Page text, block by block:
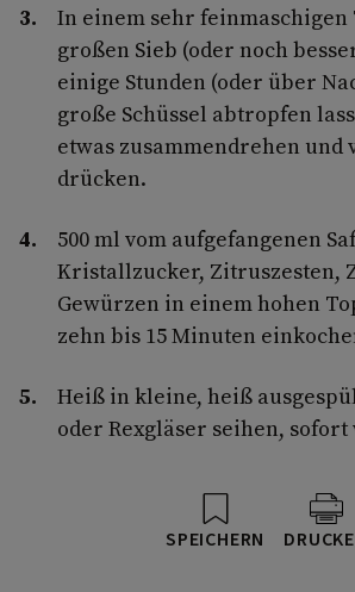
In einem sehr
großen Sieb (oder noch
einige Stunden (oder über
große Schüssel abtropfen
etwas zusammendrehen und
drücken.
500 ml vom aufgefangenen
Kristallzucker, Zitruszesten,
Gewürzen in einem hohen
zehn bis 15 Minuten
Heiß in kleine, heiß
oder Rexgläser seihen,
SPEICHERN